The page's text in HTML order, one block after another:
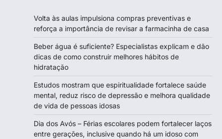
Volta às aulas impulsiona compras preventivas e
reforça a importância de revisar a farmacinha de casa
Beber água é suficiente? Especialistas explicam e dão
dicas de como construir melhores hábitos de
hidratação
Estudos mostram que espiritualidade fortalece saúde
mental, reduz risco de depressão e melhora qualidade
de vida de pessoas idosas
Dia dos Avós – Férias escolares podem fortalecer laços
entre gerações, inclusive quando há um idoso com